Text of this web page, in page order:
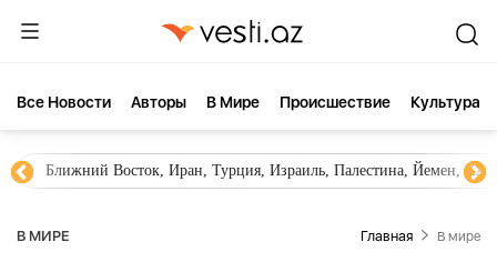
Все Новости Aвторы В Мире Происшествие Культура
Ближний Восток, Иран, Турция, Израиль, Палестина, Йемен,
В МИРЕ Главная В мире